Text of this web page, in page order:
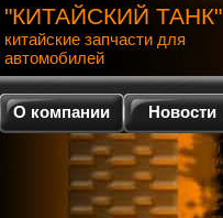
"КИТАЙСКИЙ ТАНК"
китайские запчасти для
автомобилей
О компании Новости